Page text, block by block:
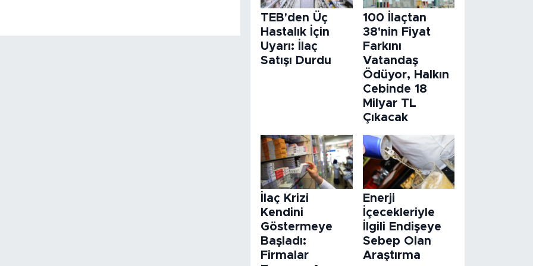
TEB'den Üç
Hastalık İçin
Uyarı: İlaç
Satışı Durdu
100 İlaçtan
38'nin Fiyat
Farkını
Vatandaş
Ödüyor, Halkın
Cebinde 18
Milyar TL
Çıkacak
İlaç Krizi
Kendini
Göstermeye
Başladı:
Firmalar
Enerji
İçecekleriyle
İlgili Endişeye
Sebep Olan
Araştırma